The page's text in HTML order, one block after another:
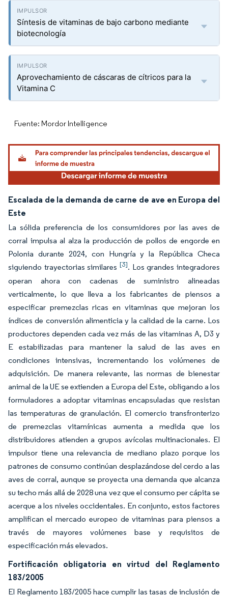
Síntesis de vitaminas de bajo carbono mediante
biotecnología
Aprovechamiento de cáscaras de cítricos para la
Vitamina C
Fuente: Mordor Intelligence
Escalada de la demanda de carne de ave en Europa del
Este
La sólida preferencia de los consumidores por las aves de
corral impulsa al alza la producción de pollos de engorde en
Polonia durante 2024, con Hungría y la República Checa
siguiendo trayectorias similares [3]. Los grandes integradores
operan ahora con cadenas de suministro alineadas
verticalmente, lo que lleva a los fabricantes de piensos a
especificar premezclas ricas en vitaminas que mejoran los
índices de conversión alimenticia y la calidad de la carne. Los
productores dependen cada vez más de las vitaminas A, D3 y
E estabilizadas para mantener la salud de las aves en
condiciones intensivas, incrementando los volúmenes de
adquisición. De manera relevante, las normas de bienestar
animal de la UE se extienden a Europa del Este, obligando a los
formuladores a adoptar vitaminas encapsuladas que resistan
las temperaturas de granulación. El comercio transfronterizo
de premezclas vitamínicas aumenta a medida que los
distribuidores atienden a grupos avícolas multinacionales. El
impulsor tiene una relevancia de mediano plazo porque los
patrones de consumo continúan desplazándose del cerdo a las
aves de corral, aunque se proyecta una demanda que alcanza
su techo más allá de 2028 una vez que el consumo per cápita se
acerque a los niveles occidentales. En conjunto, estos factores
amplifican el mercado europeo de vitaminas para piensos a
través de mayores volúmenes base y requisitos de
especificación más elevados.
Fortificación obligatoria en virtud del Reglamento
183/2005
El Reglamento 183/2005 hace cumplir las tasas de inclusión de